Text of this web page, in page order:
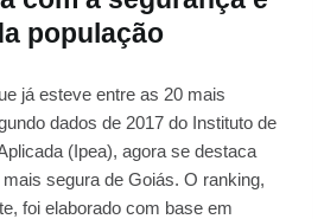
população
já esteve entre as 20 mais
dados de 2017 do Instituto de
(Ipea), agora se destaca
segura de Goiás. O ranking,
foi elaborado com base em